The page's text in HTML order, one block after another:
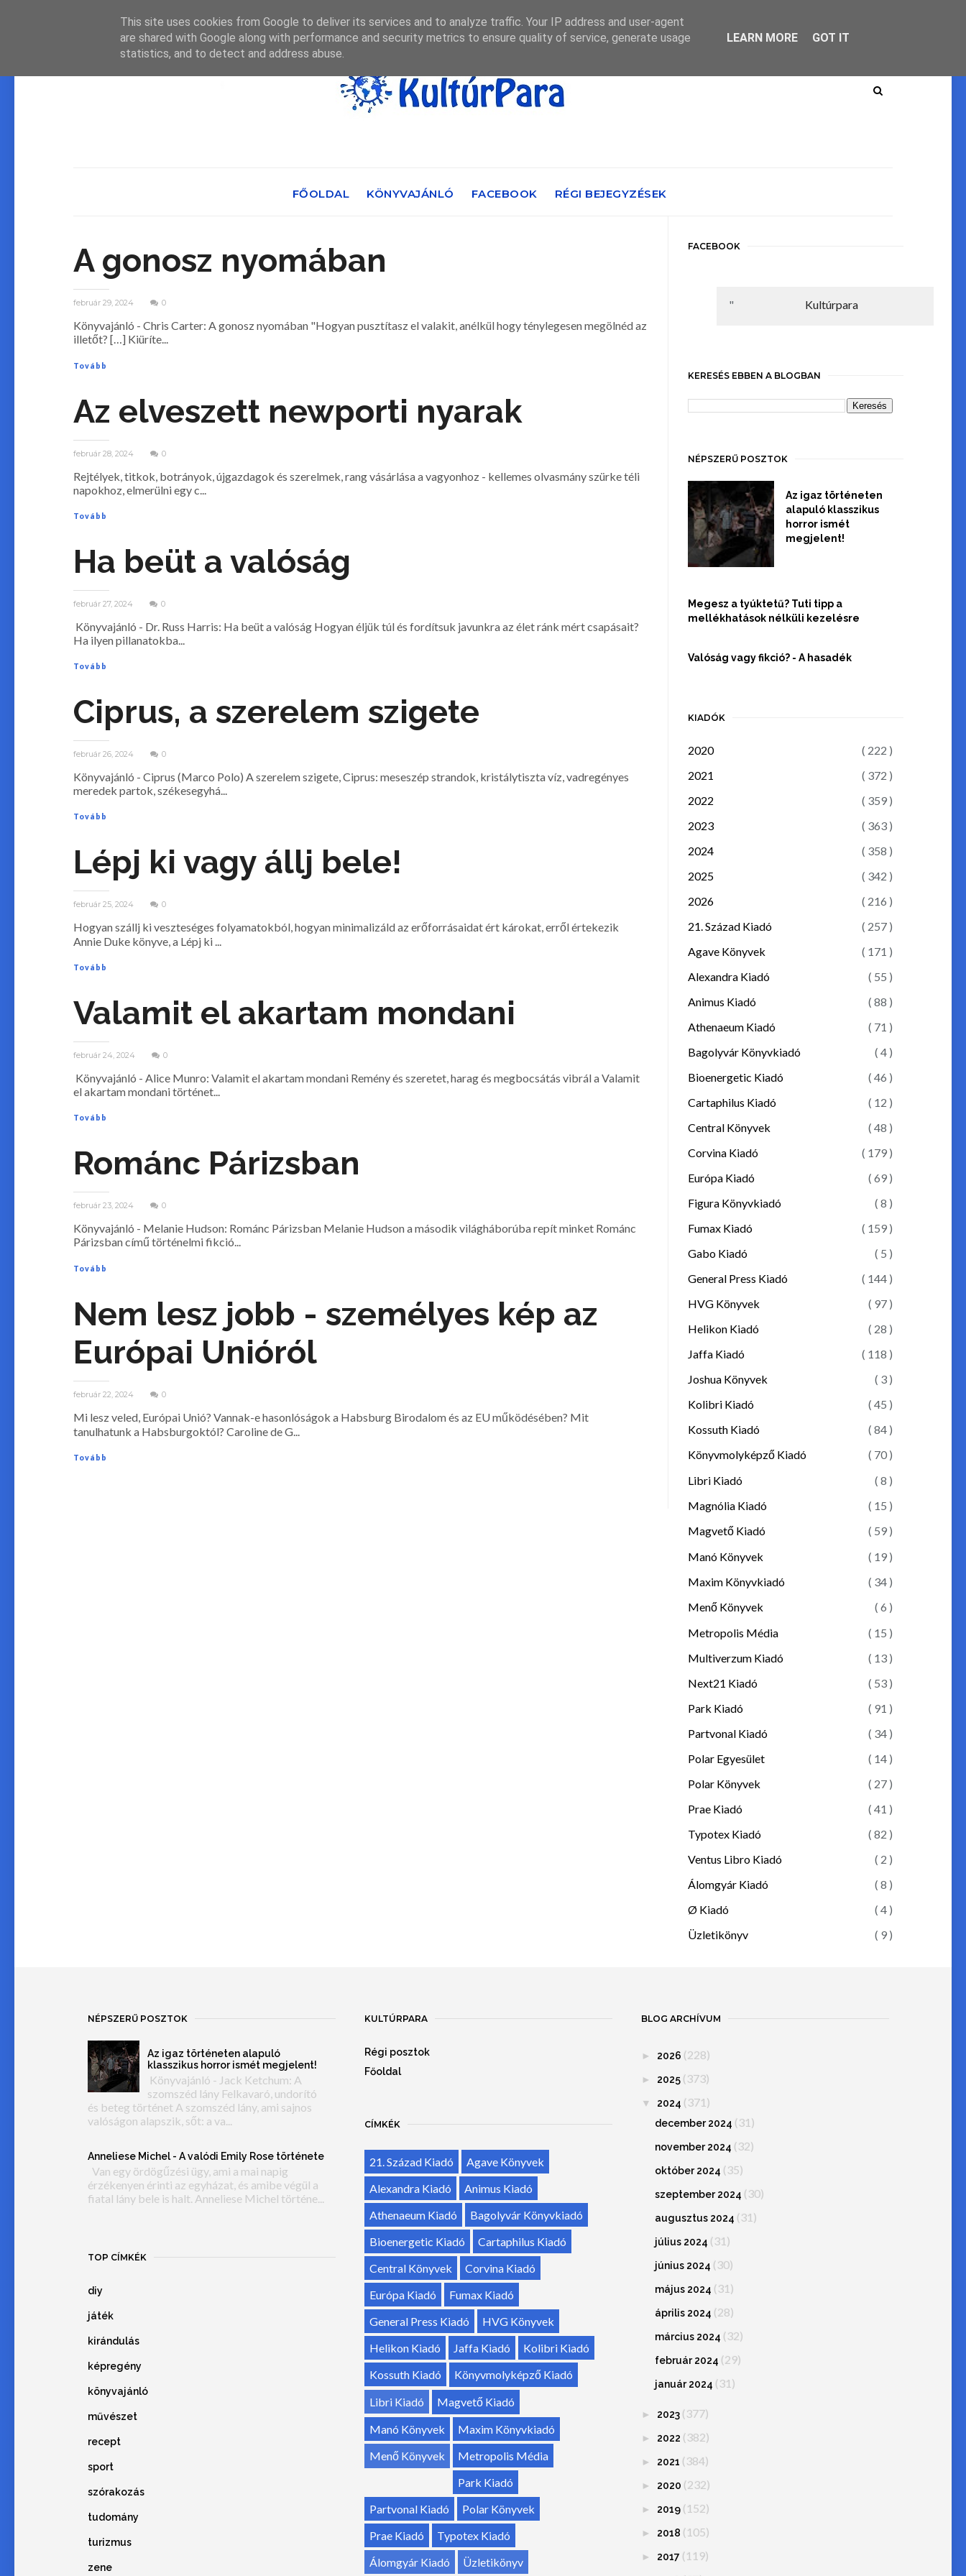
FŐOLDAL KÖNYVAJÁNLÓ FACEBOOK RÉGI BEJEGYZÉSEK
A ​gonosz nyomában
február 29, 2024 0
Könyvajánló - Chris Carter: A ​gonosz nyomában "Hogyan pusztítasz el valakit, anélkül hogy ténylegesen megölnéd az
illetőt? […] Kiüríte...
Tovább
Az elveszett newporti nyarak
február 28, 2024 0
Rejtélyek, titkok, botrányok, újgazdagok és szerelmek, rang vásárlása a vagyonhoz - kellemes olvasmány szürke téli
napokhoz, elmerülni egy c...
Tovább
Ha beüt a valóság
február 27, 2024 0
Könyvajánló - Dr. Russ Harris: Ha beüt a valóság Hogyan éljük túl és fordítsuk javunkra az élet ránk mért csapásait?
Ha ​ilyen pillanatokba...
Tovább
Ciprus, a szerelem szigete
február 26, 2024 0
Könyvajánló - Ciprus (Marco Polo) A szerelem szigete, Ciprus: meseszép strandok, kristálytiszta víz, vadregényes
meredek partok, székesegyhá...
Tovább
Lépj ki vagy állj bele!
február 25, 2024 0
Hogyan szállj ki veszteséges folyamatokból, hogyan minimalizáld az erőforrásaidat ért károkat, erről értekezik
Annie Duke könyve, a Lépj ki ...
Tovább
Valamit el akartam mondani
február 24, 2024 0
Könyvajánló - Alice Munro: Valamit el akartam mondani Remény és szeretet, harag és megbocsátás vibrál a Valamit
el akartam mondani történet...
Tovább
Románc ​Párizsban
február 23, 2024 0
Könyvajánló - Melanie Hudson: Románc ​Párizsban Melanie Hudson a második világháborúba repít minket Románc ​
Párizsban című történelmi fikció...
Tovább
Nem lesz jobb - személyes kép az
Európai Unióról
február 22, 2024 0
Mi lesz veled, Európai Unió? Vannak-e hasonlóságok a Habsburg Birodalom és az EU működésében? Mit
tanulhatunk a Habsburgoktól? Caroline de G...
Tovább
FACEBOOK
Kultúrpara
KERESÉS EBBEN A BLOGBAN
NÉPSZERŰ POSZTOK
Az igaz történeten
alapuló klasszikus
horror ismét
megjelent!
Megesz a tyúktetű? Tuti tipp a
mellékhatások nélküli kezelésre
Valóság vagy fikció? - A hasadék
KIADÓK
2020
( 222 )
2021
( 372 )
2022
( 359 )
2023
( 363 )
2024
( 358 )
2025
( 342 )
2026
( 216 )
21. Század Kiadó
( 257 )
Agave Könyvek
( 171 )
Alexandra Kiadó
( 55 )
Animus Kiadó
( 88 )
Athenaeum Kiadó
( 71 )
Bagolyvár Könyvkiadó
( 4 )
Bioenergetic Kiadó
( 46 )
Cartaphilus Kiadó
( 12 )
Central Könyvek
( 48 )
Corvina Kiadó
( 179 )
Európa Kiadó
( 69 )
Figura Könyvkiadó
( 8 )
Fumax Kiadó
( 159 )
Gabo Kiadó
( 5 )
General Press Kiadó
( 144 )
HVG Könyvek
( 97 )
Helikon Kiadó
( 28 )
Jaffa Kiadó
( 118 )
Joshua Könyvek
( 3 )
Kolibri Kiadó
( 45 )
Kossuth Kiadó
( 84 )
Könyvmolyképző Kiadó
( 70 )
Libri Kiadó
( 8 )
Magnólia Kiadó
( 15 )
Magvető Kiadó
( 59 )
Manó Könyvek
( 19 )
Maxim Könyvkiadó
( 34 )
Menő Könyvek
( 6 )
Metropolis Média
( 15 )
Multiverzum Kiadó
( 13 )
Next21 Kiadó
( 53 )
Park Kiadó
( 91 )
Partvonal Kiadó
( 34 )
Polar Egyesület
( 14 )
Polar Könyvek
( 27 )
Prae Kiadó
( 41 )
Typotex Kiadó
( 82 )
Ventus Libro Kiadó
( 2 )
Álomgyár Kiadó
( 8 )
Ø Kiadó
( 4 )
Üzletikönyv
( 9 )
NÉPSZERŰ POSZTOK
Az igaz történeten alapuló
klasszikus horror ismét megjelent!
Könyvajánló - Jack Ketchum: A
szomszéd lány Felkavaró, undorító
és beteg történet A szomszéd lány, ami sajnos
valóságon alapszik, sőt: a va...
Anneliese Michel - A valódi Emily Rose története
Van egy ördögűzési ügy, ami a mai napig
érzékenyen érinti az egyházat, és amibe végül a
fiatal lány bele is halt. Anneliese Michel történe...
TOP CÍMKÉK
diy
játék
kirándulás
képregény
könyvajánló
művészet
recept
sport
szórakozás
tudomány
turizmus
zene
KULTÚRPARA
Régi posztok
Főoldal
CÍMKÉK
21. Század Kiadó
Agave Könyvek
Alexandra Kiadó
Animus Kiadó
Athenaeum Kiadó
Bagolyvár Könyvkiadó
Bioenergetic Kiadó
Cartaphilus Kiadó
Central Könyvek
Corvina Kiadó
Európa Kiadó
Fumax Kiadó
General Press Kiadó
HVG Könyvek
Helikon Kiadó
Jaffa Kiadó
Kolibri Kiadó
Kossuth Kiadó
Könyvmolyképző Kiadó
Libri Kiadó
Magvető Kiadó
Manó Könyvek
Maxim Könyvkiadó
Menő Könyvek
Metropolis Média
Park Kiadó
Partvonal Kiadó
Polar Könyvek
Prae Kiadó
Typotex Kiadó
Álomgyár Kiadó
Üzletikönyv
BLOG ARCHÍVUM
► 2026 (228)
► 2025 (373)
▼ 2024 (371)
december 2024 (31)
november 2024 (32)
október 2024 (35)
szeptember 2024 (30)
augusztus 2024 (31)
július 2024 (31)
június 2024 (30)
május 2024 (31)
április 2024 (28)
március 2024 (32)
február 2024 (29)
január 2024 (31)
► 2023 (377)
► 2022 (382)
► 2021 (384)
► 2020 (232)
► 2019 (152)
► 2018 (105)
► 2017 (119)
This site uses cookies from Google to deliver its services and to analyze traffic. Your IP address and user-agent
are shared with Google along with performance and security metrics to ensure quality of service, generate usage
statistics, and to detect and address abuse.
LEARN MORE GOT IT